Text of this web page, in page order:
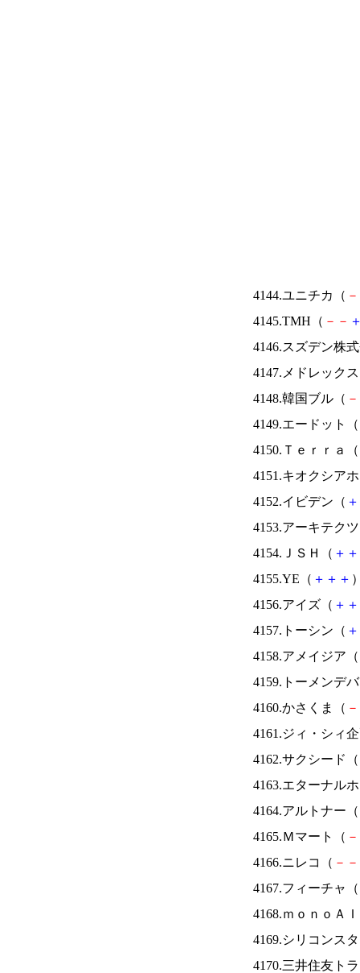
4144.ユニチカ（ －
4145.TMH（ － －
4146.スズデン株
4147.メドレック
4148.韓国ブル（ －
4149.エードット（
4150.Ｔｅｒｒａ（
4151.キオクシア
4152.イビデン（ ＋
4153.アーキテク
4154.ＪＳＨ（ ＋ ＋
4155.YE（ ＋ ＋ ＋
4156.アイズ（ ＋ ＋
4157.トーシン（ ＋
4158.アメイジア（
4159.トーメンデ
4160.かさくま（ －
4161.ジィ・シィ
4162.サクシード（
4163.エターナル
4164.アルトナー（
4165.Ｍマート（ －
4166.ニレコ（ － －
4167.フィーチャ（
4168.ｍｏｎｏＡ
4169.シリコンス
4170.三井住友ト